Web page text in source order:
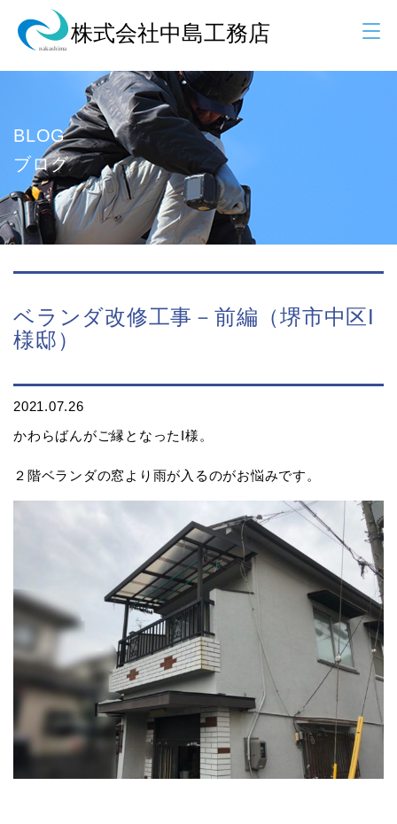
BLOG
ブログ
ベランダ改修工事－前編（堺市中区I
様邸）
2021.07.26
かわらばんがご縁となったI様。
２階ベランダの窓より雨が入るのがお悩みです。